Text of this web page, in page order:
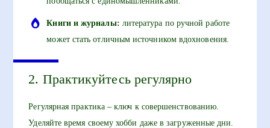
Книги и журналы: литература по ручной работе
может стать отличным источником вдохновения.
2. Практикуйтесь регулярно
Регулярная практика – ключ к совершенствованию.
Уделяйте время своему хобби даже в загруженные дни.